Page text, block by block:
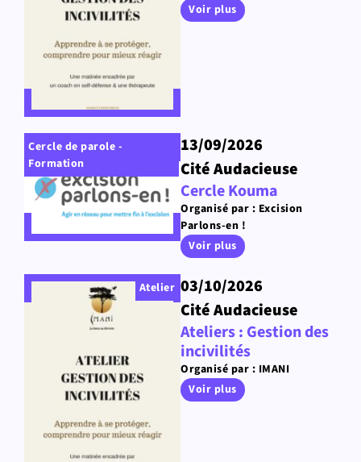
Voir plus
Cercle de parole -
Formation
13/09/2026
Cité Audacieuse
Cercle Kouma
Organisé par : Excision
Parlons-en !
Voir plus
Atelier 03/10/2026
Cité Audacieuse
Ateliers : Gestion des
incivilités
Organisé par : IMANI
Voir plus